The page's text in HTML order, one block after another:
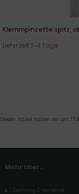
Klemmpinzette spitz,
Lieferzeit:3-4 Tage
Diesen Artikel haben wir am
Mehr über...
Zahlung & Versand